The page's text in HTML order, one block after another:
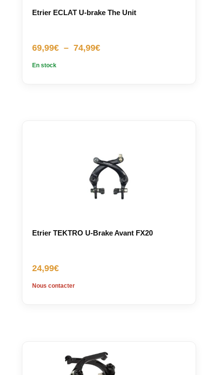
Etrier ECLAT U-brake The Unit
69,99€ – 74,99€Plage
En stock
Etrier TEKTRO U-Brake Avant FX20
24,99€
Nous contacter